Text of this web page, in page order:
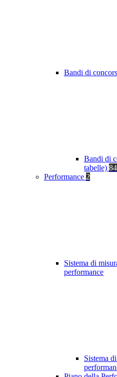
Bandi di
Bandi di
tabelle) 84
Performance 2
Sistema di
performance
Sistema